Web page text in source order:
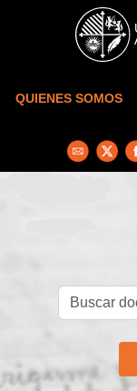
Skip to main content
QUIENES SOMOS